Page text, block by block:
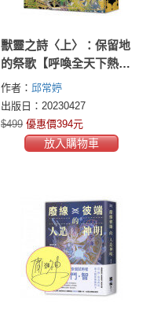
獸靈之詩〈上〉：保留地
的祭歌【呼喚全天下熱愛
故事的人們，《新神》作
家一鳴驚人的奇幻新經
典！】
作者： 邱常婷
出版日：20230427
$499 優惠價394元
放入購物車